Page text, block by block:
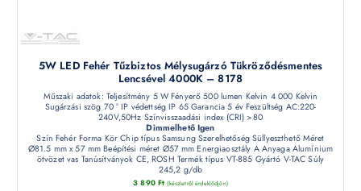
5W LED Fehér Tűzbiztos Mélysugárzó Tükröződésmentes
Lencsével 4000K – 8178
Műszaki adatok: Teljesítmény 5 W Fényerő 500 lumen Kelvin 4 000 Kelvin
Sugárzási szög 70 ° IP védettség IP 65 Garancia 5 év Feszültség AC:220-
240V,50Hz Színvisszaadási index (CRI) >80
Dimmelhető Igen
Szín Fehér Forma Kör Chip típus Samsung Szerelhetőség Süllyeszthető Méret
Ø81.5 mm x 57 mm Beépítési méret Ø57 mm Energiaosztály A Anyaga Alumínium
ötvözet vas Tanúsítványok CE, ROSH Termék típus VT-885 Gyártó V-TAC Súly
245,2 g/db
3 890 Ft (készletről érdeklődjön)